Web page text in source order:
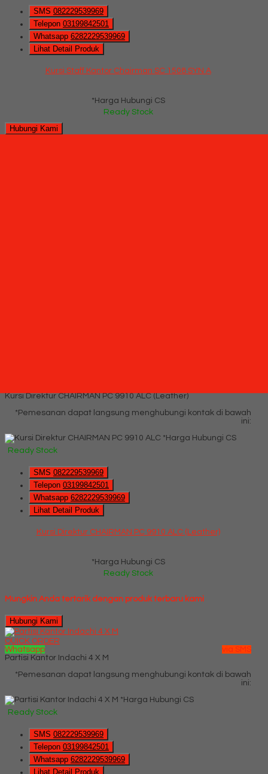
SMS 082229539969
Telepon 03199842501
Whatsapp 6282229539969
Lihat Detail Produk
Kursi Staff Kantor Chairman SC 1508 SYN A
*Harga Hubungi CS
Ready Stock
Hubungi Kami
Kursi Direktur CHAIRMAN PC 9910 ALC (Leather)
*Pemesanan dapat langsung menghubungi kontak di bawah
ini:
*Harga Hubungi CS
Ready Stock
SMS 082229539969
Telepon 03199842501
Whatsapp 6282229539969
Lihat Detail Produk
Kursi Direktur CHAIRMAN PC 9910 ALC (Leather)
*Harga Hubungi CS
Ready Stock
Mungkin Anda tertarik dengan produk terbaru kami
Hubungi Kami
QUICK ORDER
Whatsapp
via SMS
Partisi Kantor Indachi 4 X M
*Pemesanan dapat langsung menghubungi kontak di bawah
ini:
*Harga Hubungi CS
Ready Stock
SMS 082229539969
Telepon 03199842501
Whatsapp 6282229539969
Lihat Detail Produk